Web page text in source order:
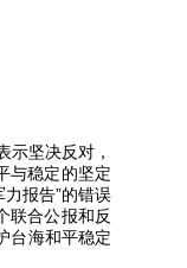
坚决反对，
与稳定的坚定
报告”的错误
联合公报和反
台海和平稳定